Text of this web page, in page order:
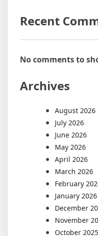
Recent
No comments to
Archives
August 2026
July 2026
June 2026
May 2026
April 2026
March 2026
February
January 2026
December
November
October 2025